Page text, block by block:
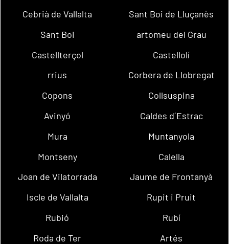
Cebrià de Vallalta
Sant Boi de Lluçanès
Sant Boi
artomeu del Grau
Castellterçol
Castellolí
rrius
Corbera de Llobregat
Copons
Collsuspina
Avinyó
Caldes d´Estrac
Mura
Muntanyola
Montseny
Calella
Joan de Vilatorrada
Jaume de Frontanyà
Iscle de Vallalta
Rupit i Pruit
Rubió
Rubí
Roda de Ter
Artés